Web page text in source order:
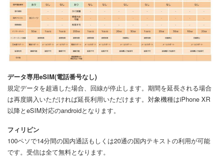
データ専用eSIM(電話番号なし)
規定データを超過した場合、回線が停止します。期間を延長される場合
は再度購入いただければ延長利用いただけます。対象機種はiPhone XR
以降とeSIM対応のandroidとなります。
フィリピン
100ペソで14分間の国内通話もしくは20通の国内テキストの利用が可能
です。受信は全て無料となります。